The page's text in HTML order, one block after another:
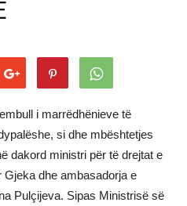
i marrëdhënieve të
si dhe mbështetjes
dakord ministri për të drejtat e
Gjeka dhe ambasadorja e
Pulçijeva. Sipas Ministrisë së